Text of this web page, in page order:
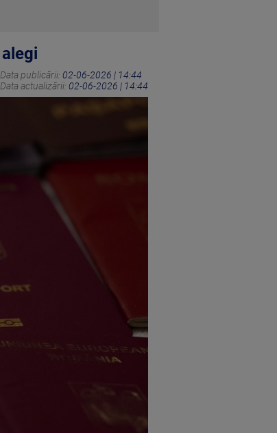
Data publicării: 02-06-2026 | 14:44
Data actualizării: 02-06-2026 | 14:44